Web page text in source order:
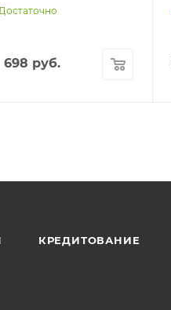
698 руб.
КРЕДИТОВАНИЕ